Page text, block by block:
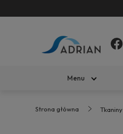
Menu
Strona główna Tkaniny